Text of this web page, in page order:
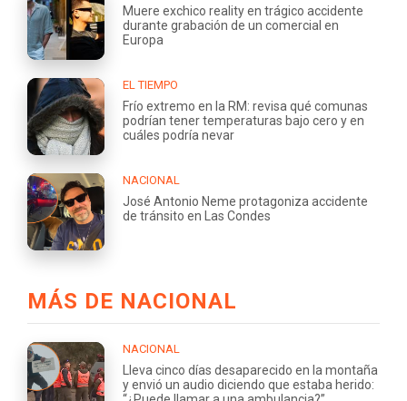
Muere exchico reality en trágico accidente
durante grabación de un comercial en
Europa
EL TIEMPO
Frío extremo en la RM: revisa qué comunas
podrían tener temperaturas bajo cero y en
cuáles podría nevar
NACIONAL
José Antonio Neme protagoniza accidente
de tránsito en Las Condes
MÁS DE NACIONAL
NACIONAL
Lleva cinco días desaparecido en la montaña
y envió un audio diciendo que estaba herido: